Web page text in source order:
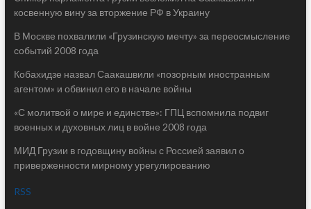
косвенную вину за вторжение РФ в Украину
В Москве похвалили «Грузинскую мечту» за переосмысление
событий 2008 года
Кобахидзе назвал Саакашвили «позорным иностранным
агентом» и обвинил его в начале войны
«С молитвой о мире и единстве»: ГПЦ вспомнила подвиг
военных и духовных лиц в войне 2008 года
МИД Грузии в годовщину войны с Россией заявил о
приверженности мирному урегулированию
RSS